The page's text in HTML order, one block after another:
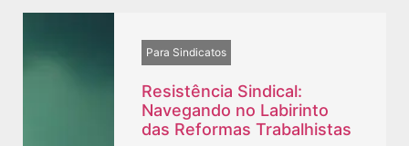
Para Sindicatos
Resistência Sindical:
Navegando no Labirinto
das Reformas Trabalhistas